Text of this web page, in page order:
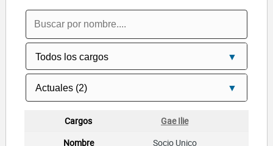
Gae Ilie
Socio Unico